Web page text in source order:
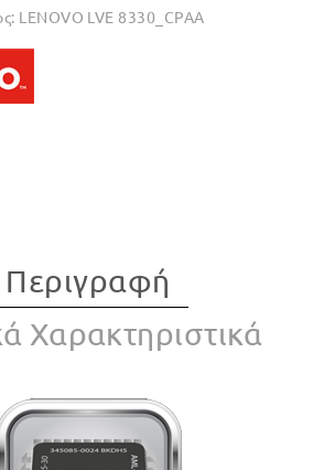
LENOVO LVE 8330_CPAA
Περιγραφή
Χαρακτηριστικά